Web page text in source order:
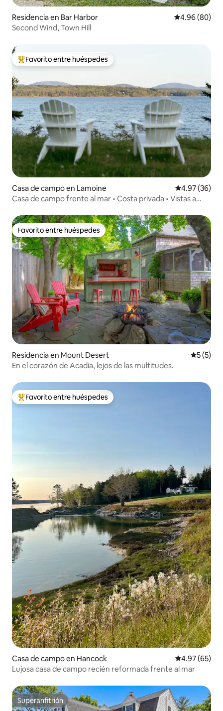
Residencia en Bar Harbor Calificación
4.96 (80)
Second Wind, Town Hill
De los mejores en Favorito entre huéspedes
Favorito entre huéspedes
Casa de campo en Lamoine Calificación
4.97 (36)
Casa de campo frente al mar • Costa privada • Vistas a
Favorito entre huéspedes
Favorito entre huéspedes
Residencia en Mount Desert
5 (5)
En el corazón de Acadia, lejos de las multitudes.
De los mejores en Favorito entre huéspedes
Favorito entre huéspedes
Casa de campo en Hancock Calificación
4.97 (65)
Lujosa casa de campo recién reformada frente al mar
Superanfitrión
Superanfitrión